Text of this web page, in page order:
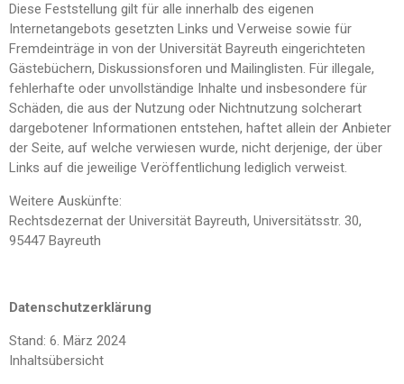
Diese Feststellung gilt für alle innerhalb des eigenen
Internetangebots gesetzten Links und Verweise sowie für
Fremdeinträge in von der Universität Bayreuth eingerichteten
Gästebüchern, Diskussionsforen und Mailinglisten. Für illegale,
fehlerhafte oder unvollständige Inhalte und insbesondere für
Schäden, die aus der Nutzung oder Nichtnutzung solcherart
dargebotener Informationen entstehen, haftet allein der Anbieter
der Seite, auf welche verwiesen wurde, nicht derjenige, der über
Links auf die jeweilige Veröffentlichung lediglich verweist.
Weitere Auskünfte:
Rechtsdezernat der Universität Bayreuth, Universitätsstr. 30,
95447 Bayreuth
Datenschutzerklärung
Stand: 6. März 2024
Inhaltsübersicht